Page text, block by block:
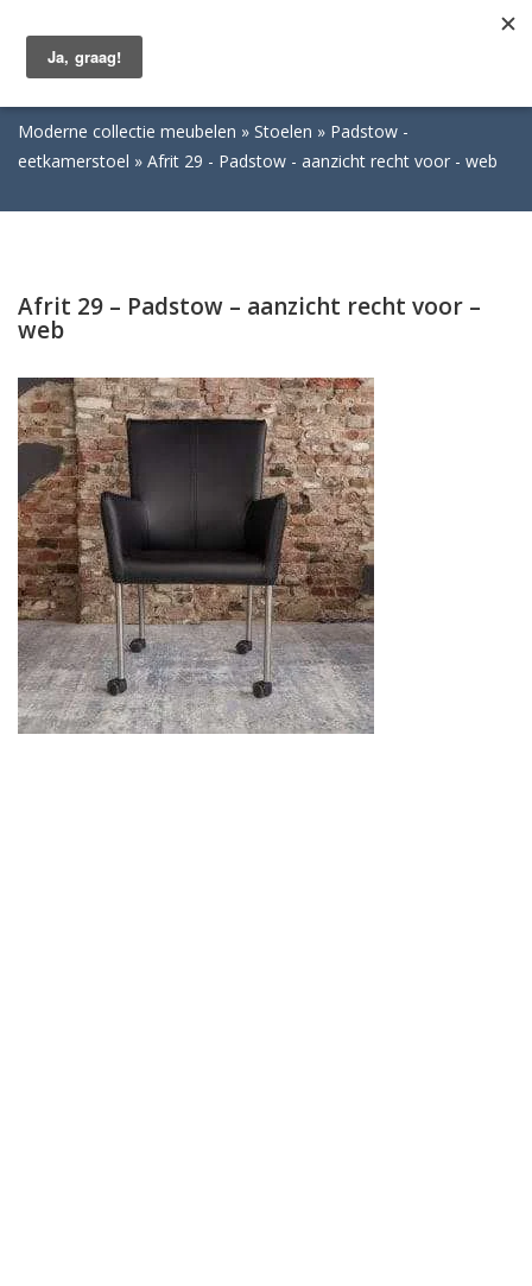
Moderne collectie meubelen Stoelen
Padstow -
eetkamerstoel
Afrit 29 - Padstow - aanzicht recht voor - web
Afrit 29 – Padstow – aanzicht recht voor –
web